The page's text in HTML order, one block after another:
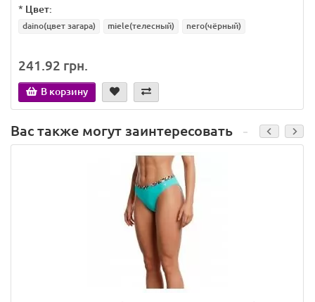
* Цвет:
daino(цвет загара) miele(телесный) nero(чёрный)
241.92 грн.
В корзину
Вас также могут заинтересовать